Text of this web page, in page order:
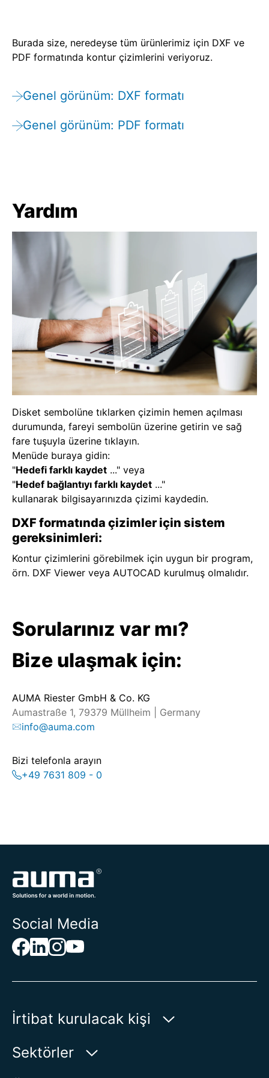
Burada size, neredeyse tüm ürünlerimiz için DXF ve
PDF formatında kontur çizimlerini veriyoruz.
Genel görünüm: DXF formatı
Genel görünüm: PDF formatı
Yardım
Disket sembolüne tıklarken çizimin hemen açılması
durumunda, fareyi sembolün üzerine getirin ve sağ
fare tuşuyla üzerine tıklayın.
Menüde buraya gidin:
"Hedefi farklı kaydet ..." veya
"Hedef bağlantıyı farklı kaydet ..."
kullanarak bilgisayarınızda çizimi kaydedin.
DXF formatında çizimler için sistem
gereksinimleri:
Kontur çizimlerini görebilmek için uygun bir program,
örn. DXF Viewer veya AUTOCAD kurulmuş olmalıdır.
Sorularınız var mı?
Bize ulaşmak için:
AUMA Riester GmbH & Co. KG
Aumastraße 1, 79379 Müllheim | Germany
info@auma.com
Bizi telefonla arayın
+49 7631 809 - 0
Social Media
İrtibat kurulacak kişi
AUMA Riester
Sektörler